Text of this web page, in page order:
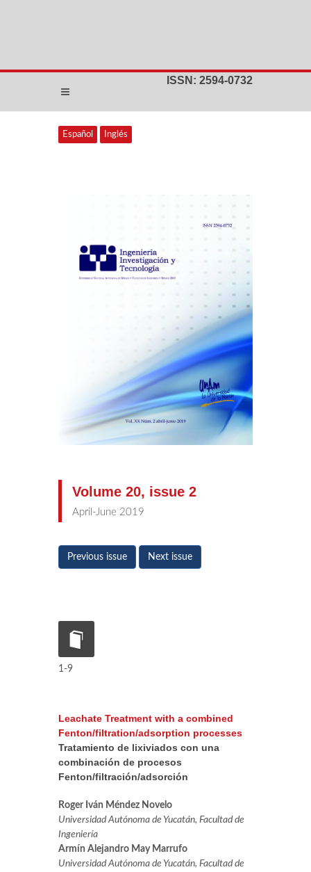
ISSN: 2594-0732
Español Inglés
Volume 20, issue 2
April-June 2019
Previous issue Next issue
1-9
Leachate Treatment with a combined
Fenton/filtration/adsorption processes
Tratamiento de lixiviados con una
combinación de procesos
Fenton/filtración/adsorción
Roger Iván Méndez Novelo
Universidad Autónoma de Yucatán, Facultad de
Ingeniería
Armín Alejandro May Marrufo
Universidad Autónoma de Yucatán, Facultad de